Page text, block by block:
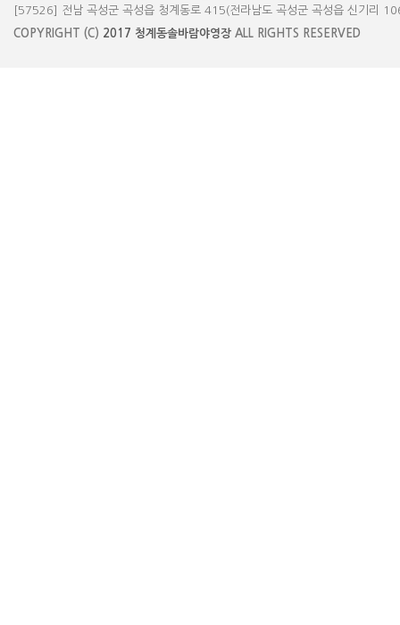
[57526] 전남 곡성군 곡성읍 청계동로 415(전라남도 곡성군 곡성읍 신기
COPYRIGHT (C) 2017 청계동솔바람야영장 ALL RIGHTS RESERVED